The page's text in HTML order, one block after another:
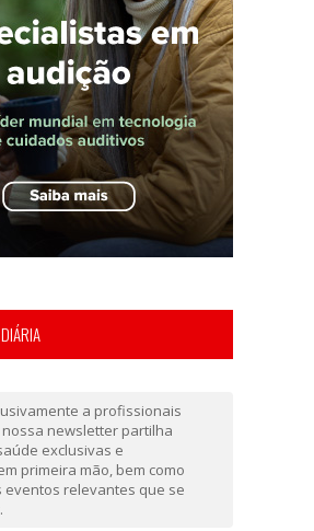
a profissionais
newsletter partilha
exclusivas e
primeira mão, bem como
eventos relevantes que se